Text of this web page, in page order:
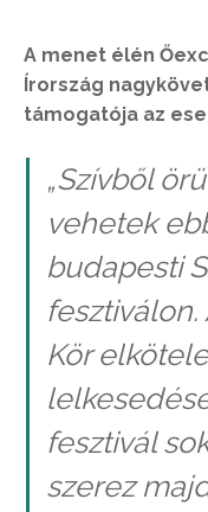
A menet élén
Írország
támogatója az
„Szívből
vehetek
budapesti
Kör
fesztivál
szerez